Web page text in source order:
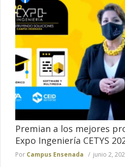
Premian a los mejores
Expo Ingeniería CETYS
Por Campus Ensenada junio 2,